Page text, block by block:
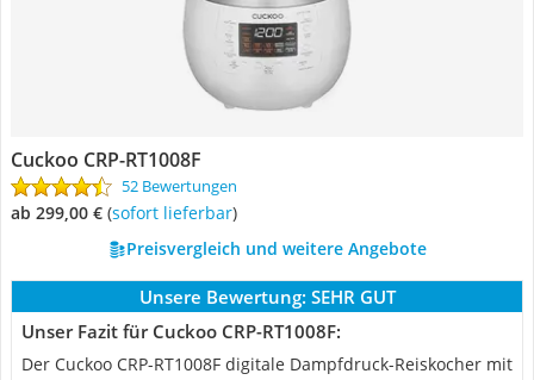
Cuckoo CRP-RT1008F
52 Bewertungen
ab 299,00 € ( Sofort lieferbar)
Preisvergleich und weitere Angebote
Unsere Bewertung: SEHR GUT
Unser Fazit für Cuckoo CRP-RT1008F:
Der Cuckoo CRP-RT1008F digitale Dampfdruck-Reiskocher mit